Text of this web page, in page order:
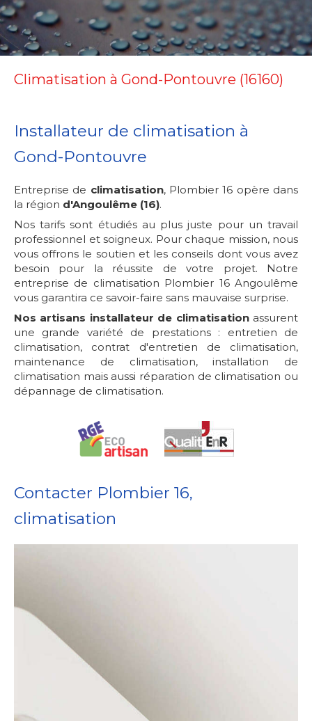
Climatisation à Gond-Pontouvre (16160)
Installateur de climatisation à
Gond-Pontouvre
Entreprise de climatisation, Plombier 16 opère dans
la région d'Angoulême (16).
Nos tarifs sont étudiés au plus juste pour un travail
professionnel et soigneux. Pour chaque mission, nous
vous offrons le soutien et les conseils dont vous avez
besoin pour la réussite de votre projet. Notre
entreprise de climatisation Plombier 16 Angoulême
vous garantira ce savoir-faire sans mauvaise surprise.
Nos artisans installateur de climatisationassurent
une grande variété de prestations : entretien de
climatisation, contrat d'entretien de climatisation,
maintenance de climatisation, installation de
climatisation mais aussi réparation de climatisation ou
dépannage de climatisation.
Contacter Plombier 16,
climatisation